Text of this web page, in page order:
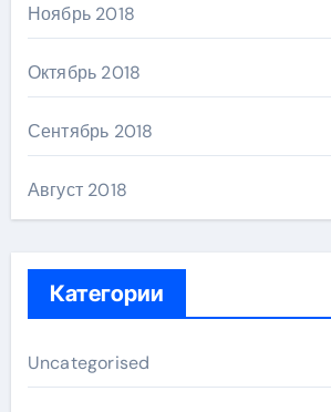
Ноябрь 2018
Октябрь 2018
Сентябрь 2018
Август 2018
Категории
Uncategorised